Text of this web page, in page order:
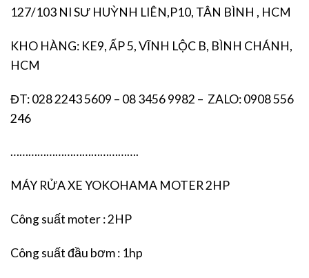
127/103 NI SƯ HUỲNH LIÊN,P10, TÂN BÌNH , HCM
KHO HÀNG: KE9, ẤP 5, VĨNH LỘC B, BÌNH CHÁNH,
HCM
ĐT: 028 2243 5609 – 08 3456 9982 – ZALO: 0908 556
246
…………………………………….
MÁY RỬA XE YOKOHAMA MOTER 2HP
Công suất moter : 2HP
Công suất đầu bơm : 1hp